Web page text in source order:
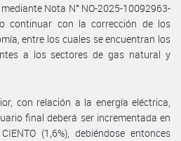
mediante Nota N° NO-2025-10092963-
continuar con la corrección de los
entre los cuales se encuentran los
a los sectores de gas natural y
con relación a la energía eléctrica,
final deberá ser incrementada en
(1,6%), debiéndose entonces